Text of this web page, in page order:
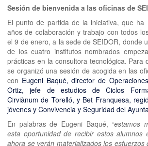
Sesión de bienvenida a las oficinas de
El punto de partida de la iniciativa, que ha
años de colaboración y trabajo con todos
el 9 de enero, a la sede de SEIDOR, donde
de los cuatro institutos nombrados
prácticas en la consultora tecnológica. Para
se organizó una sesión de acogida en las
con Eugeni Baqué, director de
Ortiz, jefe de estudios de Ciclos
Cirviànum de Torelló, y Bet Franquesa,
jóvenes y Convivencia y Seguridad del
En palabras de Eugeni Baqué, “estamos
esta oportunidad de recibir estos alumnos
ahora se verán materializados los esfuerzos